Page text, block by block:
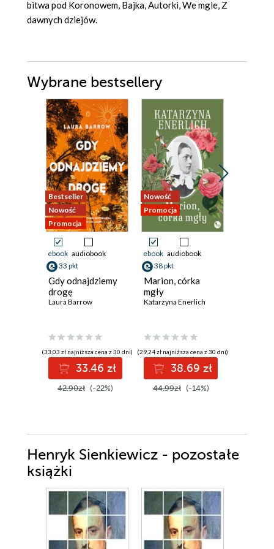
bitwa pod Koronowem, Bajka, Autorki, We mgle, Z
dawnych dziejów.
Wybrane bestsellery
Bestseller
Nowość
Promocja
ebook audiobook
33 pkt
Gdy odnajdziemy
drogę
Laura Barrow
(33,03 zł najniższa cena z 30 dni)
33.46 zł
42.90zł (-22%)
Nowość
Promocja
ebook audiobook
38 pkt
Marion, córka
mgły
Katarzyna Enerlich
(29,24 zł najniższa cena z 30 dni)
38.69 zł
44.99zł (-14%)
Henryk Sienkiewicz - pozostałe
książki